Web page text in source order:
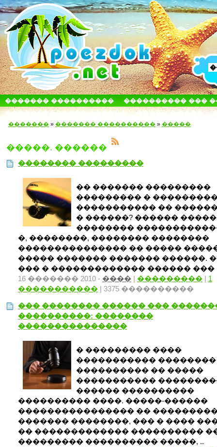
������� ����������
���������� ���
������������� ������
����� � ����
������� » ������� ���������� » �����
�����. ������
�������� ���������
�� ������� ���������
��������� �
����������� ��
� ������? ������
��������
�, ��������, �������� ��������
��������������� �� �����
����� ������� ������� ������.
��� � ������������� ������ ���
16 ������� 2010 - ���� | ��������� | 1
����������� | 3375 ����������
��� �������� ������ ���
����������: ��������
���������������
� ��������� ����
����������� ��������
���������� �� �����
�����������
������ ����������
���������� ����. �����-������
���������������� ��
������� ��������, ��� � ����
�� ������������� ����������
��������� ���������� �����, ..